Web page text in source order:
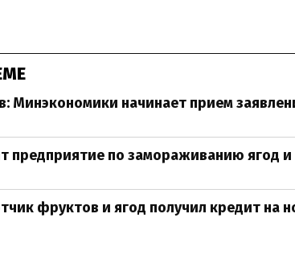
Минэкономики начинает прием
предприятие по замораживанию ягод
фруктов и ягод получил кредит на